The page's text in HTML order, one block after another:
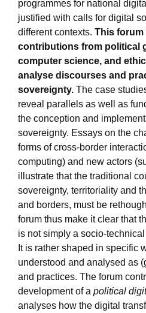
programmes for national
justified with calls for digital
different contexts. This
contributions from political
computer science, and
analyse discourses and
sovereignty. The case
reveal parallels as well as
the conception and
sovereignty. Essays on the
forms of cross-border
computing) and new actors
illustrate that the traditional
sovereignty, territoriality and
and borders, must be
forum thus make it clear that
is not simply a socio-
It is rather shaped in specific
understood and analysed as
and practices. The forum
development of a political
analyses how the digital